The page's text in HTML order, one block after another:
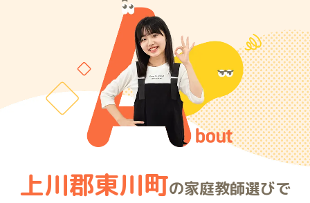
上川郡東川町の家庭教師選びで